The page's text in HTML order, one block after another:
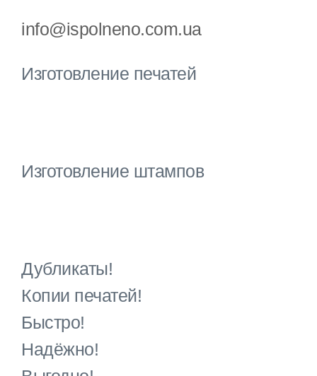
info@ispolneno.com.ua
Изготовление печатей
Изготовление штампов
Дубликаты!
Копии печатей!
Быстро!
Надёжно!